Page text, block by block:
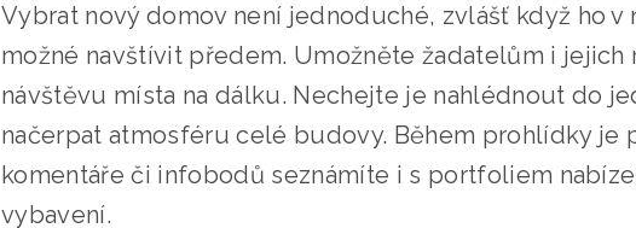
Vybrat nový domov není jednoduché, zvlášť když ho
možné navštívit předem. Umožněte žadatelům i jejich
návštěvu místa na dálku. Nechejte je nahlédnout do
načerpat atmosféru celé budovy. Během prohlídky je
komentáře či infobodů seznámíte i s portfoliem
vybavení.